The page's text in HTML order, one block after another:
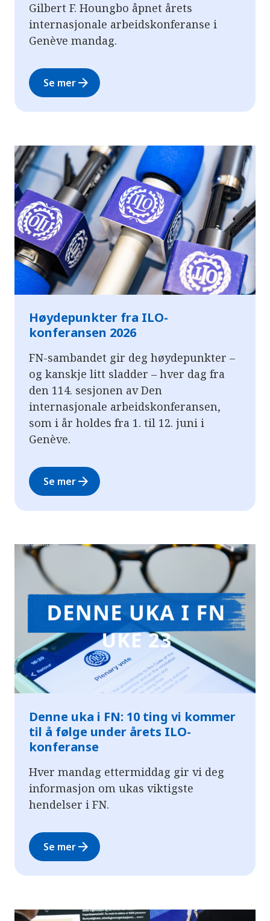
Gilbert F. Houngbo åpnet årets
internasjonale arbeidskonferanse i
Genève mandag.
Se merarrow_forward
Høydepunkter fra ILO-
konferansen 2026
FN-sambandet gir deg høydepunkter –
og kanskje litt sladder – hver dag fra
den 114. sesjonen av Den
internasjonale arbeidskonferansen,
som i år holdes fra 1. til 12. juni i
Genève.
Se merarrow_forward
Denne uka i FN: 10 ting vi kommer
til å følge under årets ILO-
konferanse
Hver mandag ettermiddag gir vi deg
informasjon om ukas viktigste
hendelser i FN.
Se merarrow_forward